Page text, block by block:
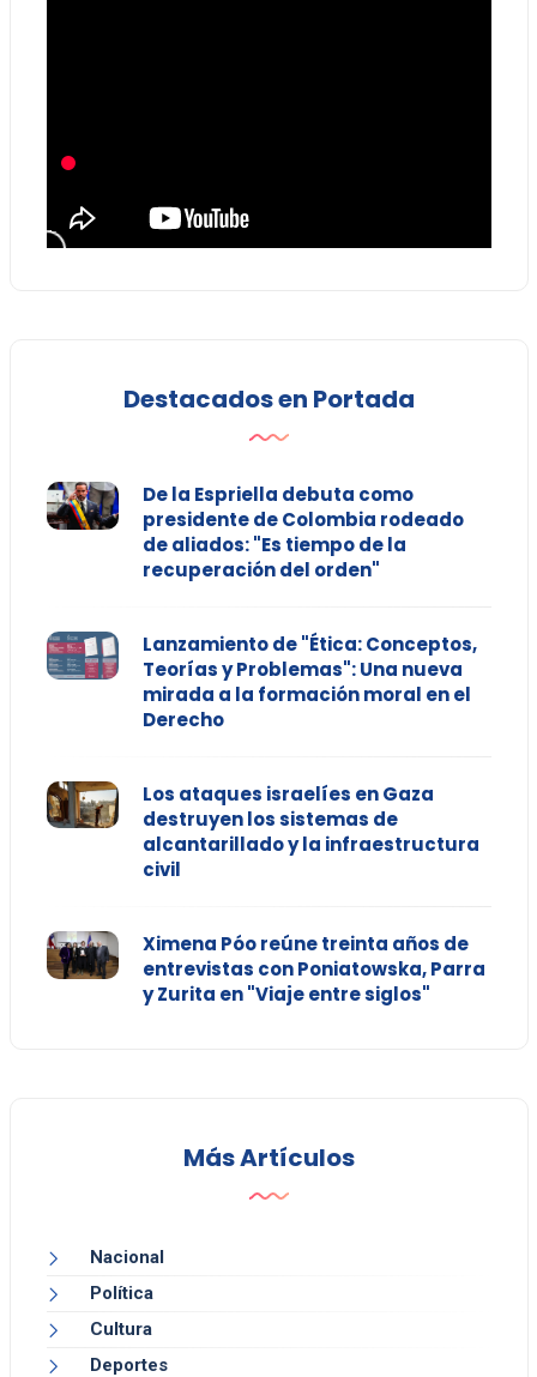
Destacados en Portada
De la Espriella debuta como
presidente de Colombia rodeado
de aliados: "Es tiempo de la
recuperación del orden"
Lanzamiento de "Ética: Conceptos,
Teorías y Problemas": Una nueva
mirada a la formación moral en el
Derecho
Los ataques israelíes en Gaza
destruyen los sistemas de
alcantarillado y la infraestructura
civil
Ximena Póo reúne treinta años de
entrevistas con Poniatowska, Parra
y Zurita en "Viaje entre siglos"
Más Artículos
Nacional
Política
Cultura
Deportes